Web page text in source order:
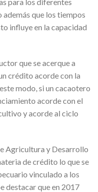
para los diferentes
que los tiempos
influye en la capacidad
que se acerque a
crédito acorde con la
modo, si un cacaotero
acorde con el
y acorde al ciclo
Agricultura y Desarrollo
de crédito lo que se
vinculado a los
destacar que en 2017